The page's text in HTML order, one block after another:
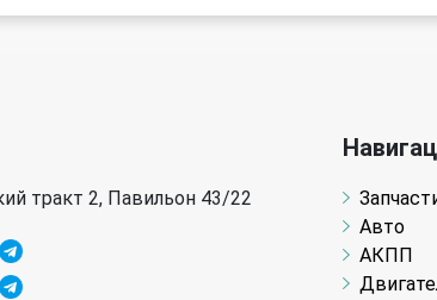
тракт 2, Павильон 43/22
Авто
АКПП